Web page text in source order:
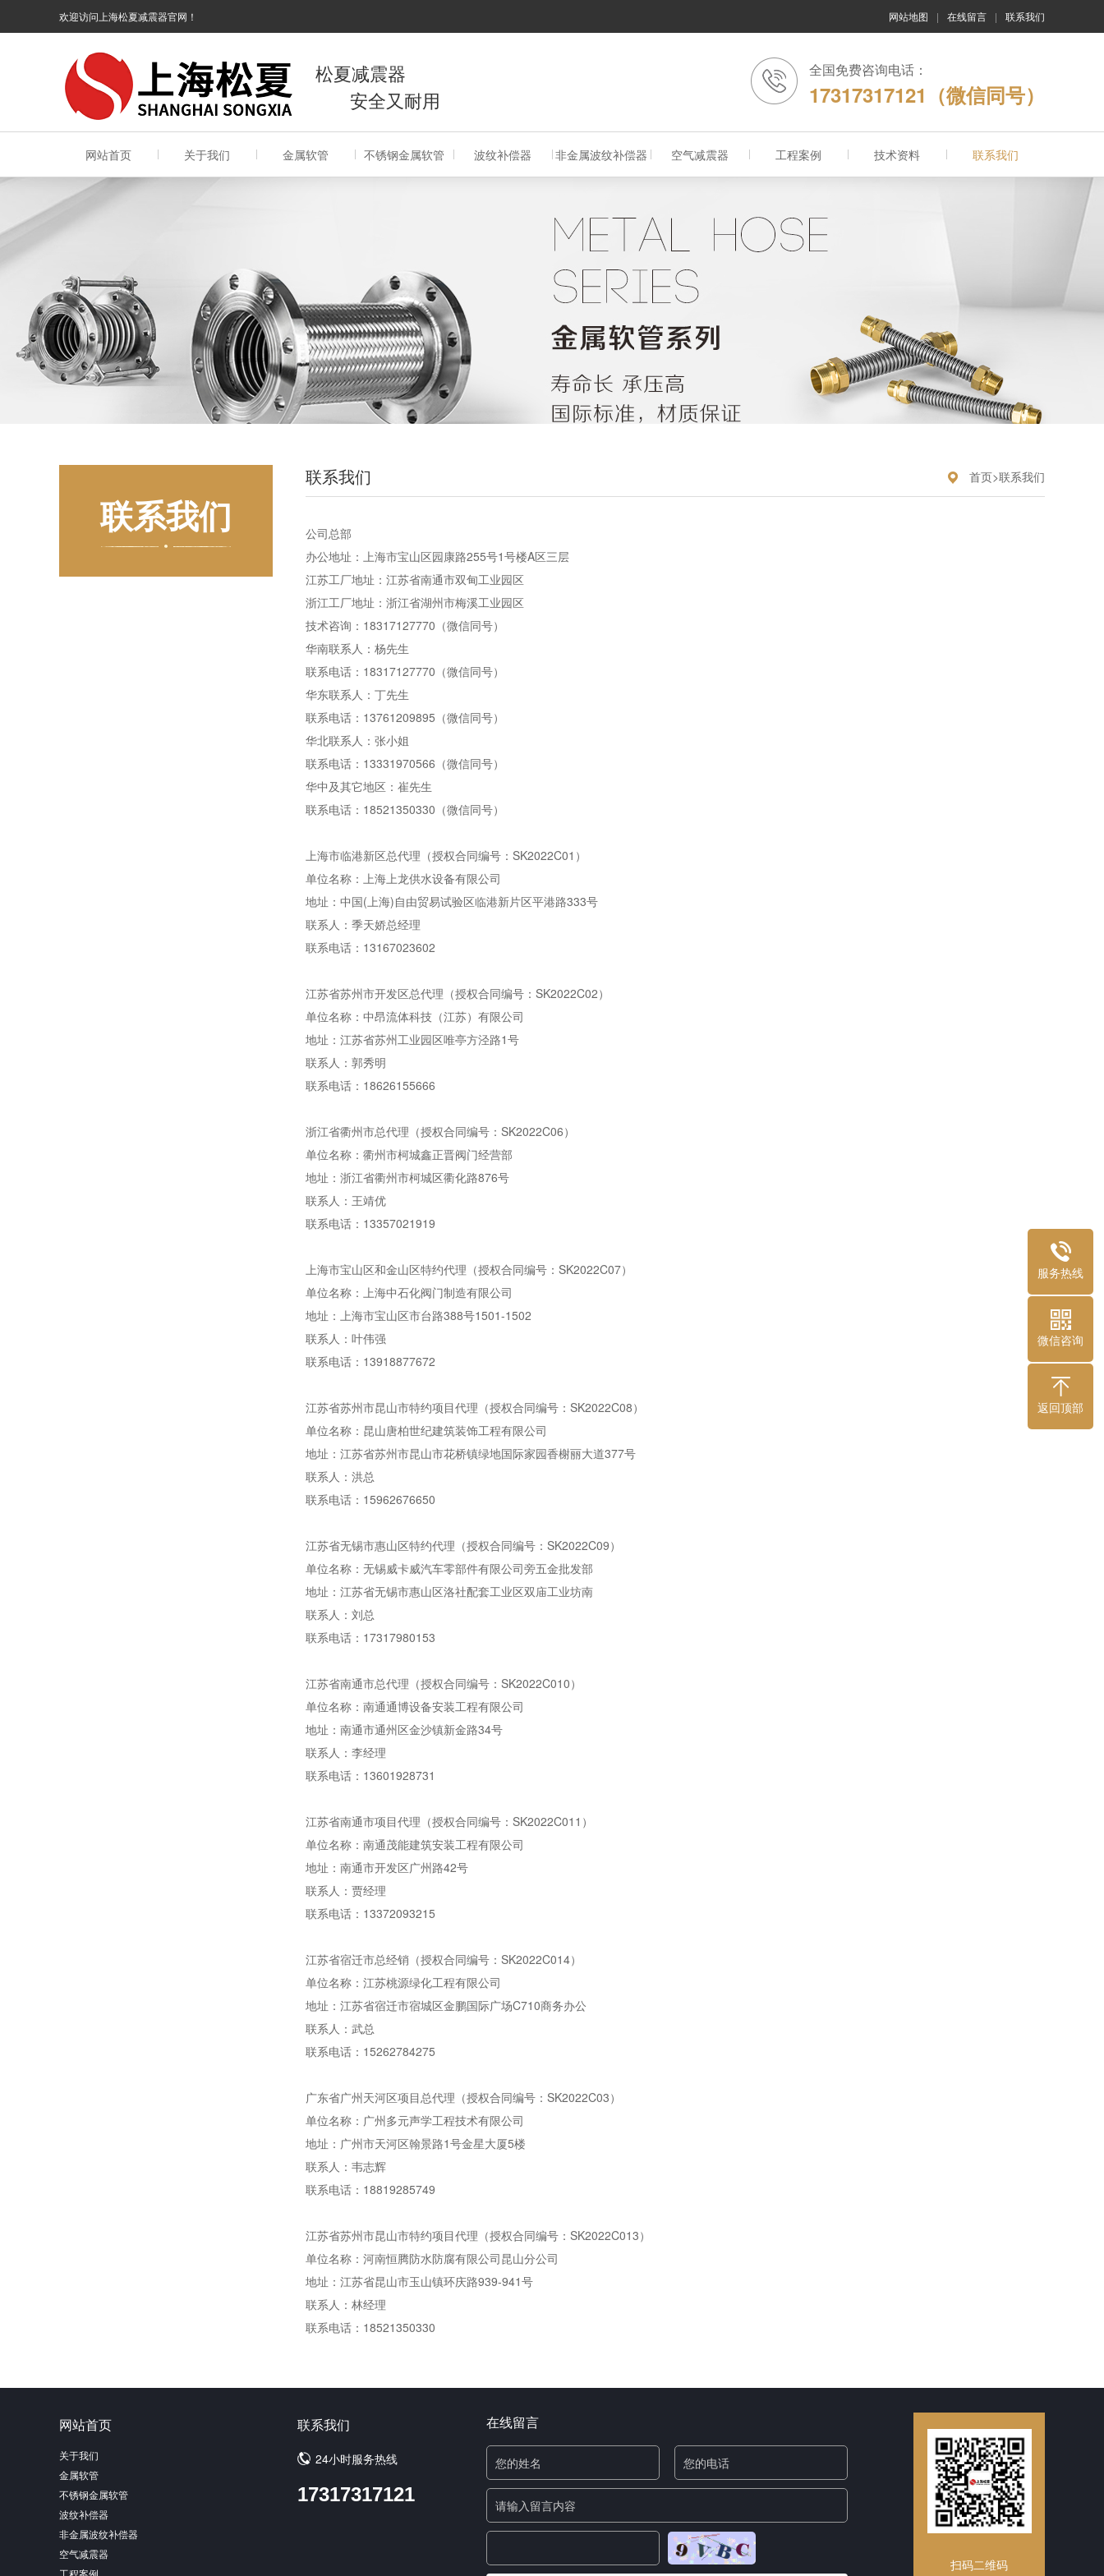
欢迎访问上海松夏减震器官网！ 网站地图 | 在线留言 | 联系我们
松夏减震器
安全又耐用
全国免费咨询电话：
17317317121（微信同号）
网站首页 关于我们 金属软管 不锈钢金属软管 波纹补偿器 非金属波纹补偿器 空气减震器 工程案例 技术资料 联系我们
联系我们
首页>联系我们
联系我们
公司总部
办公地址：上海市宝山区园康路255号1号楼A区三层
江苏工厂地址：江苏省南通市双甸工业园区
浙江工厂地址：浙江省湖州市梅溪工业园区
技术咨询：18317127770（微信同号）
华南联系人：杨先生
联系电话：18317127770（微信同号）
华东联系人：丁先生
联系电话：13761209895（微信同号）
华北联系人：张小姐
联系电话：13331970566（微信同号）
华中及其它地区：崔先生
联系电话：18521350330（微信同号）
上海市临港新区总代理（授权合同编号：SK2022C01）
单位名称：上海上龙供水设备有限公司
地址：中国(上海)自由贸易试验区临港新片区平港路333号
联系人：季天娇总经理
联系电话：13167023602
江苏省苏州市开发区总代理（授权合同编号：SK2022C02）
单位名称：中昂流体科技（江苏）有限公司
地址：江苏省苏州工业园区唯亭方泾路1号
联系人：郭秀明
联系电话：18626155666
浙江省衢州市总代理（授权合同编号：SK2022C06）
单位名称：衢州市柯城鑫正晋阀门经营部
地址：浙江省衢州市柯城区衢化路876号
联系人：王靖优
联系电话：13357021919
上海市宝山区和金山区特约代理（授权合同编号：SK2022C07）
单位名称：上海中石化阀门制造有限公司
地址：上海市宝山区市台路388号1501-1502
联系人：叶伟强
联系电话：13918877672
江苏省苏州市昆山市特约项目代理（授权合同编号：SK2022C08）
单位名称：昆山唐柏世纪建筑装饰工程有限公司
地址：江苏省苏州市昆山市花桥镇绿地国际家园香榭丽大道377号
联系人：洪总
联系电话：15962676650
江苏省无锡市惠山区特约代理（授权合同编号：SK2022C09）
单位名称：无锡威卡威汽车零部件有限公司旁五金批发部
地址：江苏省无锡市惠山区洛社配套工业区双庙工业坊南
联系人：刘总
联系电话：17317980153
江苏省南通市总代理（授权合同编号：SK2022C010）
单位名称：南通通博设备安装工程有限公司
地址：南通市通州区金沙镇新金路34号
联系人：李经理
联系电话：13601928731
江苏省南通市项目代理（授权合同编号：SK2022C011）
单位名称：南通茂能建筑安装工程有限公司
地址：南通市开发区广州路42号
联系人：贾经理
联系电话：13372093215
江苏省宿迁市总经销（授权合同编号：SK2022C014）
单位名称：江苏桃源绿化工程有限公司
地址：江苏省宿迁市宿城区金鹏国际广场C710商务办公
联系人：武总
联系电话：15262784275
广东省广州天河区项目总代理（授权合同编号：SK2022C03）
单位名称：广州多元声学工程技术有限公司
地址：广州市天河区翰景路1号金星大厦5楼
联系人：韦志辉
联系电话：18819285749
江苏省苏州市昆山市特约项目代理（授权合同编号：SK2022C013）
单位名称：河南恒腾防水防腐有限公司昆山分公司
地址：江苏省昆山市玉山镇环庆路939-941号
联系人：林经理
联系电话： 18521350330
网站首页
关于我们
金属软管
不锈钢金属软管
波纹补偿器
非金属波纹补偿器
空气减震器
工程案例
联系我们
24小时服务热线
17317317121
在线留言
扫码二维码
服务热线
微信咨询
返回顶部